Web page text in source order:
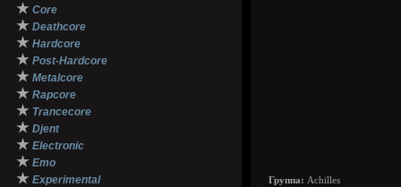
★ Core
★ Deathcore
★ Hardcore
★ Post-Hardcore
★ Metalcore
★ Rapcore
★ Trancecore
★ Djent
★ Electronic
★ Emo
★ Experimental Группа: Achilles